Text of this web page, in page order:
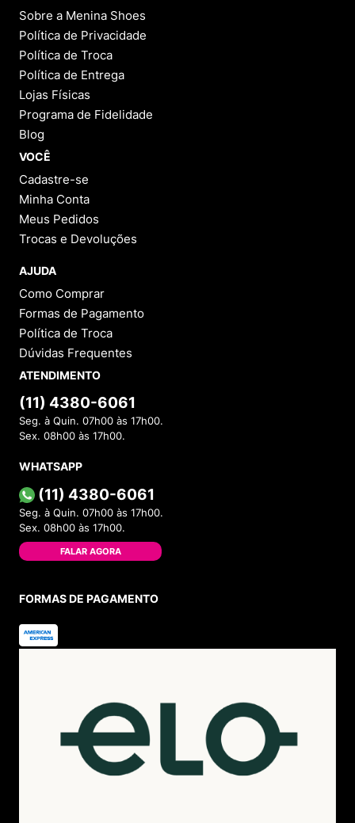
Sobre a Menina Shoes
Política de Privacidade
Política de Troca
Política de Entrega
Lojas Físicas
Programa de Fidelidade
Blog
VOCÊ
Cadastre-se
Minha Conta
Meus Pedidos
Trocas e Devoluções
AJUDA
Como Comprar
Formas de Pagamento
Política de Troca
Dúvidas Frequentes
ATENDIMENTO
(11) 4380-6061
Seg. à Quin. 07h00 às 17h00.
Sex. 08h00 às 17h00.
WHATSAPP
(11) 4380-6061
Seg. à Quin. 07h00 às 17h00.
Sex. 08h00 às 17h00.
FALAR AGORA
FORMAS DE PAGAMENTO